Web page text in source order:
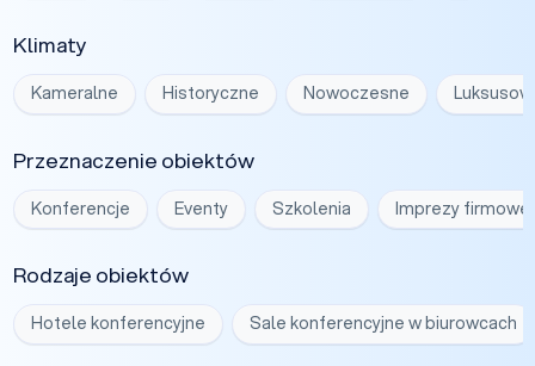
Klimaty
Kameralne Historyczne Nowoczesne
Przeznaczenie obiektów
Konferencje Eventy Szkolenia Imprezy firmowe
Rodzaje obiektów
Hotele konferencyjne Sale konferencyjne w biurowcach